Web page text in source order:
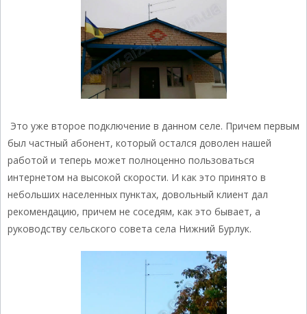
Это уже второе подключение в данном селе. Причем первым
был частный абонент, который остался доволен нашей
работой и теперь может полноценно пользоваться
интернетом на высокой скорости. И как это принято в
небольших населенных пунктах, довольный клиент дал
рекомендацию, причем не соседям, как это бывает, а
руководству сельского совета села Нижний Бурлук.